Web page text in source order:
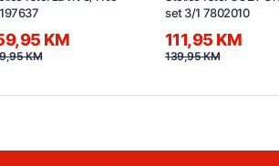
KM
KM
set 3/1 7802010
111,95 KM
139,95 KM